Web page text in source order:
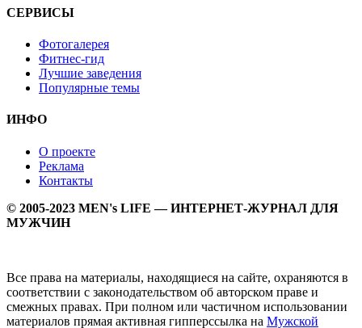
СЕРВИСЫ
Фотогалерея
Фитнес-гид
Лучшие заведения
Популярные темы
ИНФО
О проекте
Реклама
Контакты
© 2005-2023 MEN's LIFE — ИНТЕРНЕТ-ЖУРНАЛ ДЛЯ
МУЖЧИН
Все права на материалы, находящиеся на сайте, охраняются в
соответствии с законодательством об авторском праве и
смежных правах. При полном или частичном использовании
материалов прямая активная гипперссылка на Мужской